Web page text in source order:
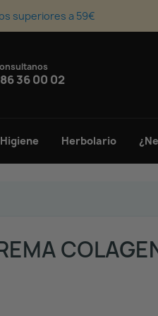
superiores a 59€
36 00 02
Herbolario